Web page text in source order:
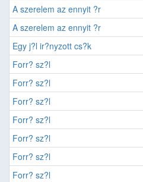
A szerelem az ennyit ?r
A szerelem az ennyit ?r
Egy j?l ir?nyzott cs?k
Forr? sz?l
Forr? sz?l
Forr? sz?l
Forr? sz?l
Forr? sz?l
Forr? sz?l
Forr? sz?l